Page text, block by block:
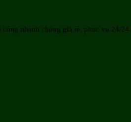
nhanh chóng giá rẻ, phục vụ 24/24.